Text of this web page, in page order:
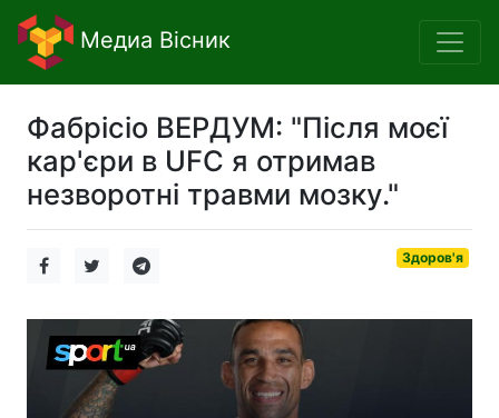
Медиа Вісник
Фабрісіо ВЕРДУМ: "Після моєї
кар'єри в UFC я отримав
незворотні травми мозку."
Здоров'я